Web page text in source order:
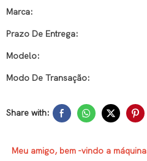
Marca:
Prazo De Entrega:
Modelo:
Modo De Transação:
Share with:
Meu amigo, bem -vindo a